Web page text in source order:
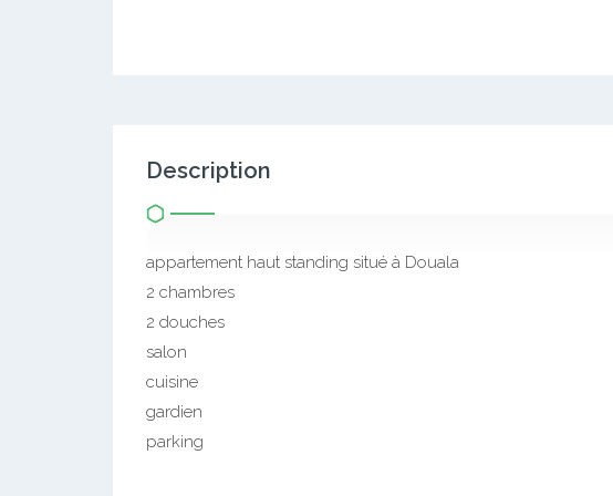
Description
appartement haut standing situé à Douala
2 chambres
2 douches
salon
cuisine
gardien
parking